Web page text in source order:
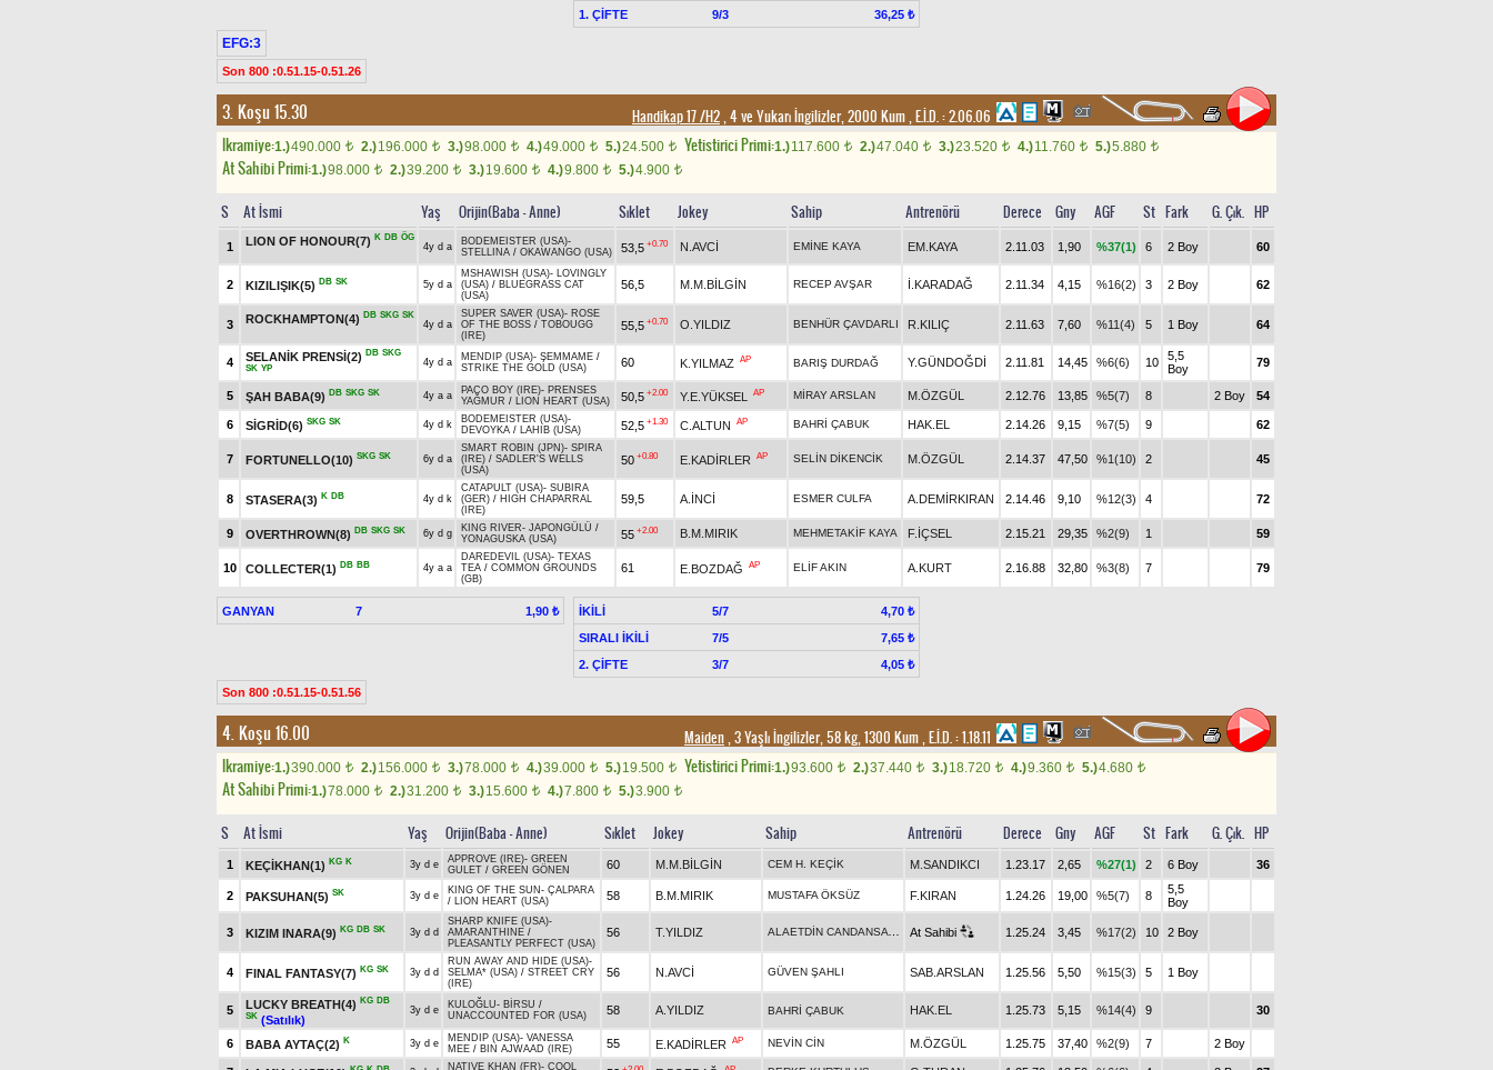
1. ÇİFTE
9/3 36,25 ₺
EFG:3
Son 800 :0.51.15-0.51.26
3. Koşu 15.30 Handikap 17 /H2, 4 ve Yukarı İngilizler, 2000 Kum,E.İ.D. :2.06.06
Ikramiye:1.)490.000 t 2.)196.000 t 3.)98.000 t 4.)49.000 t 5.)24.500 t Yetistirici Primi:1.)117.600 t 2.)47.040 t 3.)23.520 t 4.)11.760 t 5.)5.880 t
At Sahibi Primi:1.)98.000 t 2.)39.200 t 3.)19.600 t 4.)9.800 t 5.)4.900 t
S At İsmi Yaş Orijin(Baba - Anne) Sıklet Jokey Sahip Antrenörü Derece Gny AGF St Fark G. Çık. HP
1 LION OF HONOUR(7) K DB ÖG
4y d a BODEMEISTER (USA)-
STELLINA / OKAWANGO (USA) 53,5 +0.70 N.AVCİ EMİNE KAYA EM.KAYA 2.11.03 1,90 %37(1) 6 2 Boy 60
2 KIZILIŞIK(5) DB SK 5y d a
MSHAWISH (USA)- LOVINGLY
(USA) / BLUEGRASS CAT
(USA)
56,5 M.M.BİLGİN RECEP AVŞAR İ.KARADAĞ 2.11.34 4,15 %16(2) 3 2 Boy 62
3 ROCKHAMPTON(4) DB SKG SK
4y d a
SUPER SAVER (USA)- ROSE
OF THE BOSS / TOBOUGG
(IRE)
55,5 +0.70 O.YILDIZ BENHÜR ÇAVDARLI R.KILIÇ 2.11.63 7,60 %11(4) 5 1 Boy 64
4 SELANİK PRENSİ(2) DB SKG
SK YP
4y d a MENDIP (USA)- ŞEMMAME /
STRIKE THE GOLD (USA)
60 K.YILMAZ AP BARIŞ DURDAĞ Y.GÜNDOĞDİ 2.11.81 14,45 %6(6) 10
5,5
Boy
79
5 ŞAH BABA(9) DB SKG SK 4y a a PACO BOY (IRE)- PRENSES
YAĞMUR / LION HEART (USA) 50,5 +2.00 Y.E.YÜKSEL AP MİRAY ARSLAN M.ÖZGÜL 2.12.76 13,85 %5(7) 8 2 Boy 54
6 SİGRİD(6) SKG SK 4y d k BODEMEISTER (USA)-
DEVOYKA / LAHIB (USA) 52,5 +1.30 C.ALTUN AP BAHRİ ÇABUK HAK.EL 2.14.26 9,15 %7(5) 9 62
7 FORTUNELLO(10) SKG SK 6y d a
SMART ROBIN (JPN)- SPIRA
(IRE) / SADLER'S WELLS
(USA)
50 +0.80 E.KADİRLER AP SELİN DİKENCİK M.ÖZGÜL 2.14.37 47,50 %1(10) 2 45
8 STASERA(3) K DB 4y d k
CATAPULT (USA)- SUBIRA
(GER) / HIGH CHAPARRAL
(IRE)
59,5 A.İNCİ ESMER CULFA A.DEMİRKIRAN 2.14.46 9,10 %12(3) 4 72
9 OVERTHROWN(8) DB SKG SK 6y d g KING RIVER- JAPONGÜLÜ /
YONAGUSKA (USA)
55 +2.00 B.M.MIRIK MEHMETAKİF KAYA F.İÇSEL 2.15.21 29,35 %2(9) 1 59
10 COLLECTER(1) DB BB 4y a a
DAREDEVIL (USA)- TEXAS
TEA / COMMON GROUNDS
(GB)
61 E.BOZDAĞ AP ELİF AKIN A.KURT 2.16.88 32,80 %3(8) 7 79
GANYAN 7 1,90 ₺ İKİLİ 5/7
4,70 ₺
SIRALI İKİLİ
7/5
7,65 ₺
2. ÇİFTE
3/7 4,05 ₺
Son 800 :0.51.15-0.51.56
4. Koşu 16.00 Maiden, 3 Yaşlı İngilizler, 58 kg, 1300 Kum,E.İ.D. :1.18.11
Ikramiye:1.)390.000 t 2.)156.000 t 3.)78.000 t 4.)39.000 t 5.)19.500 t Yetistirici Primi:1.)93.600 t 2.)37.440 t 3.)18.720 t 4.)9.360 t 5.)4.680 t
At Sahibi Primi:1.)78.000 t 2.)31.200 t 3.)15.600 t 4.)7.800 t 5.)3.900 t
S At İsmi Yaş Orijin(Baba - Anne) Sıklet Jokey Sahip Antrenörü Derece Gny AGF St Fark G. Çık. HP
1 KEÇİKHAN(1) KG K 3y d e APPROVE (IRE)- GREEN
GULET / GREEN GÖNEN 60 M.M.BİLGİN CEM H. KEÇİK M.SANDIKCI 1.23.17 2,65 %27(1) 2 6 Boy 36
2 PAKSUHAN(5) SK 3y d e KING OF THE SUN - ÇALPARA
/ LION HEART (USA) 58 B.M.MIRIK MUSTAFA ÖKSÜZ F.KIRAN 1.24.26 19,00 %5(7) 8
5,5
Boy
3 KIZIM INARA(9) KG DB SK 3y d d
SHARP KNIFE (USA)-
AMARANTHINE /
PLEASANTLY PERFECT (USA)
56 T.YILDIZ At Sahibi 1.25.24 3,45 %17(2) 10 2 Boy
4 FINAL FANTASY(7) KG SK 3y d d
RUN AWAY AND HIDE (USA)-
SELMA* (USA) / STREET CRY
(IRE)
56 N.AVCİ GÜVEN ŞAHLI SAB.ARSLAN 1.25.56 5,50 %15(3) 5 1 Boy
5 LUCKY BREATH(4) KG DB
SK (Satılık)
3y d e KULOĞLU- BİRSU /
UNACCOUNTED FOR (USA)
58 A.YILDIZ BAHRİ ÇABUK HAK.EL 1.25.73 5,15 %14(4) 9 30
6 BABA AYTAÇ(2) K 3y d e MENDIP (USA)- VANESSA
MEE / BIN AJWAAD (IRE) 55 E.KADİRLER AP NEVİN CİN M.ÖZGÜL 1.25.75 37,40 %2(9) 7 2 Boy
NATIVE KHAN (FR)- COOL